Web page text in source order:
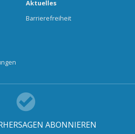
Aktuelles
Barrierefreiheit
ABONNIEREN